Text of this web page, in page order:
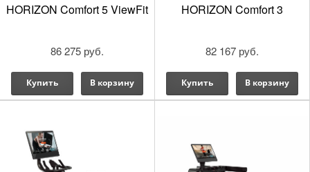
HORIZON Comfort 5 ViewFit
86 275 руб.
Купить В корзину
HORIZON Comfort 3
82 167 руб.
Купить В корзину